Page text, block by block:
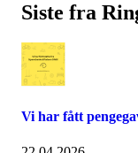
Siste fra
Vi har fått